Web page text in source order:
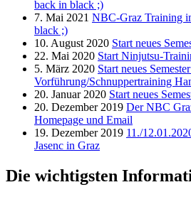
back in black ;)
7. Mai 2021 NBC-Graz Training
black ;)
10. August 2020 Start neues
22. Mai 2020 Start Ninjutsu-
5. März 2020 Start neues
Vorführung/Schnuppertraining
20. Januar 2020 Start neues
20. Dezember 2019 Der NBC
Homepage und Email
19. Dezember 2019 11./
Jasenc in Graz
Die wichtigsten